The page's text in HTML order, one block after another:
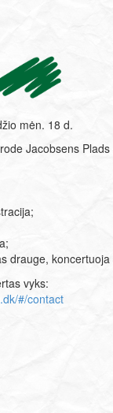
mėn. 18 d.
Jacobsens
drauge, koncertuoja
vyks:
#/contact